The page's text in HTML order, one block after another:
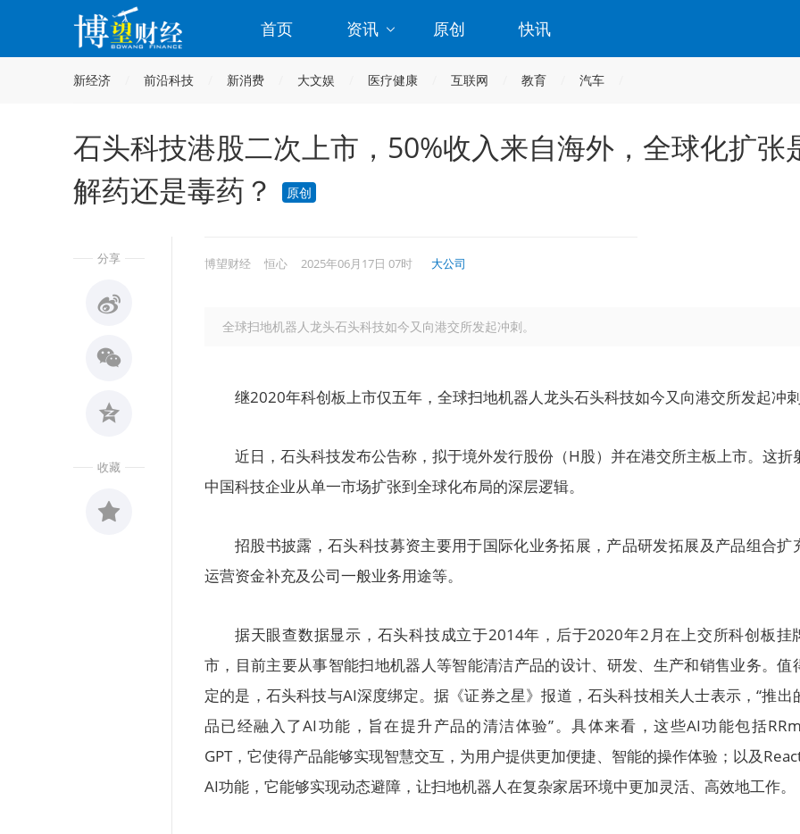
首页 资讯 原创 快讯
新经济 前沿科技 新消费 大文娱 医疗健康 互联网 教育 汽车
石头科技港股二次上市，50%收入来自海外，全球化扩张
解药还是毒药？
原创
分享
收藏
博望财经 恒心 2025年06月17日 07时 大公司
全球扫地机器人龙头石头科技如今又向港交所发起冲刺。
继2020年科创板上市仅五年，全球扫地机器人龙头石头科技如今又向港交所发起冲刺
近日，石头科技发布公告称，拟于境外发行股份（H股）并在港交所主板上市。这折
中国科技企业从单一市场扩张到全球化布局的深层逻辑。
招股书披露，石头科技募资主要用于国际化业务拓展，产品研发拓展及产品组合扩
运营资金补充及公司一般业务用途等。
据天眼查数据显示，石头科技成立于2014年，后于2020年2月在上交所科创板挂
市，目前主要从事智能扫地机器人等智能清洁产品的设计、研发、生产和销售业务。值
定的是，石头科技与AI深度绑定。据《证券之星》报道，石头科技相关人士表示，“推出
品已经融入了AI功能，旨在提升产品的清洁体验”。具体来看，这些AI功能包括
GPT，它使得产品能够实现智慧交互，为用户提供更加便捷、智能的操作体验；以及
AI功能，它能够实现动态避障，让扫地机器人在复杂家居环境中更加灵活、高效地工作。